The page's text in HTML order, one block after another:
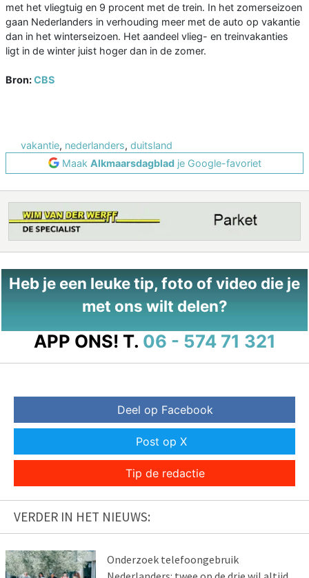
met het vliegtuig en 9 procent met de trein. In het zomerseizoen
gaan Nederlanders in verhouding meer met de auto op vakantie
dan in het winterseizoen. Het aandeel vlieg- en treinvakanties
ligt in de winter juist hoger dan in de zomer.
Bron:CBS
vakantie, nederlanders, duitsland
Maak Alkmaarsdagbladje Google-favoriet
Heb je een leuke tip, foto of video die je
met ons wilt delen?
APP ONS! T. 06 - 574 71 321
Deel op Facebook
Post op X
Tip de redactie
VERDER IN HET NIEUWS:
Onderzoek telefoongebruik